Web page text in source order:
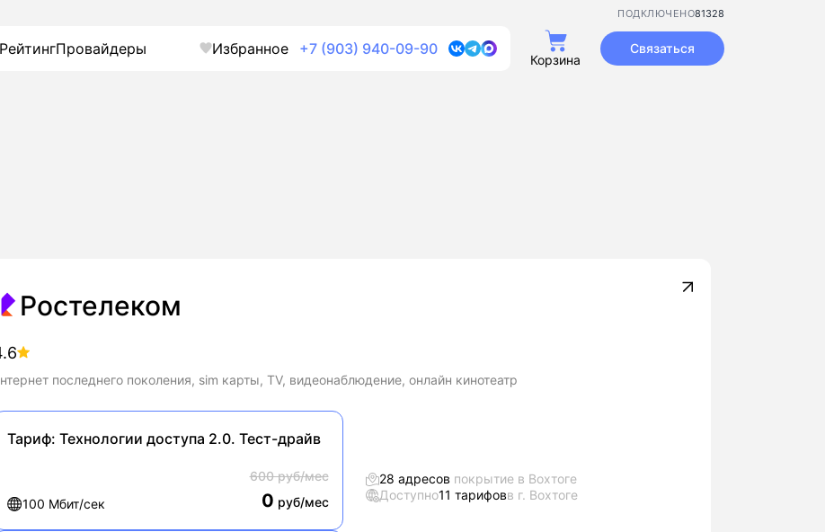
81328
ПОДКЛЮЧЕНО
РейтингПровайдеры Избранное +7 (903) 940-09-90
Корзина
Связаться
Ростелеком
последнего поколения, sim карты, TV, видеонаблюдение, онлайн кинотеатр
Тариф: Технологии доступа 2.0. Тест-драйв
100 Мбит/сек
600 руб/мес
0 руб/мес
28 адресов покрытие в Вохтоге
Доступно11 тарифовв г. Вохтоге